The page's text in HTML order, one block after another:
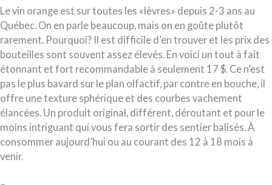
Le vin orange est sur toutes les «lèvres» depuis 2-3 ans au
Québec. On en parle beaucoup, mais on en goûte plutôt
rarement. Pourquoi? Il est difficile d’en trouver et les prix des
bouteilles sont souvent assez élevés. En voici un tout à fait
étonnant et fort recommandable à seulement 17 $. Ce n’est
pas le plus bavard sur le plan olfactif, par contre en bouche, il
offre une texture sphérique et des courbes vachement
élancées. Un produit original, différent, déroutant et pour le
moins intriguant qui vous fera sortir des sentier balisés. À
consommer aujourd’hui ou au courant des 12 à 18 mois à
venir.